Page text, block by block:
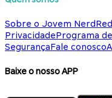
Sobre o Jovem Nerd
PrivacidadePrograma
SegurançaFale conosco
Baixe o nosso APP